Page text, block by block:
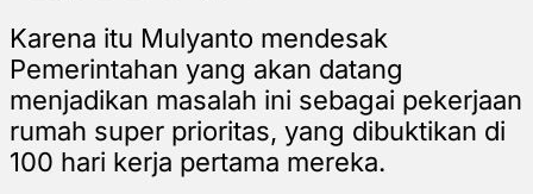
Karena itu Mulyanto mendesak
Pemerintahan yang akan datang
menjadikan masalah ini sebagai pekerjaan
rumah super prioritas, yang dibuktikan di
100 hari kerja pertama mereka.